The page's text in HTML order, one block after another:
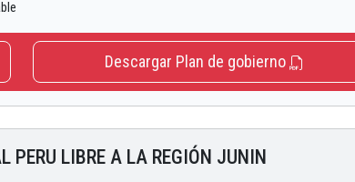
Descargar Plan de gobierno
PERU LIBRE A LA REGIÓN JUNIN